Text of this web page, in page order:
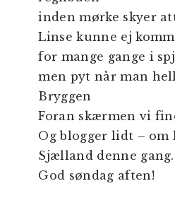
inden mørke skyer
Linse kunne ej
for mange gange i
men pyt når man
Bryggen
Foran skærmen vi
Og blogger lidt – om
Sjælland denne gang.
God søndag aften!